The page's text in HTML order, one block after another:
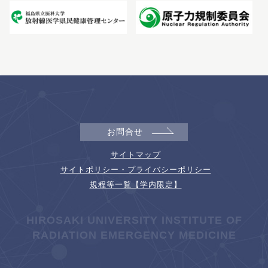
お問合せ
サイトマップ
サイトポリシー・プライバシーポリシー
規程等一覧【学内限定】
HIROSAKI UNIVERSITY INSTITUTE OF
RADIATION EMERGENCY MEDICINE